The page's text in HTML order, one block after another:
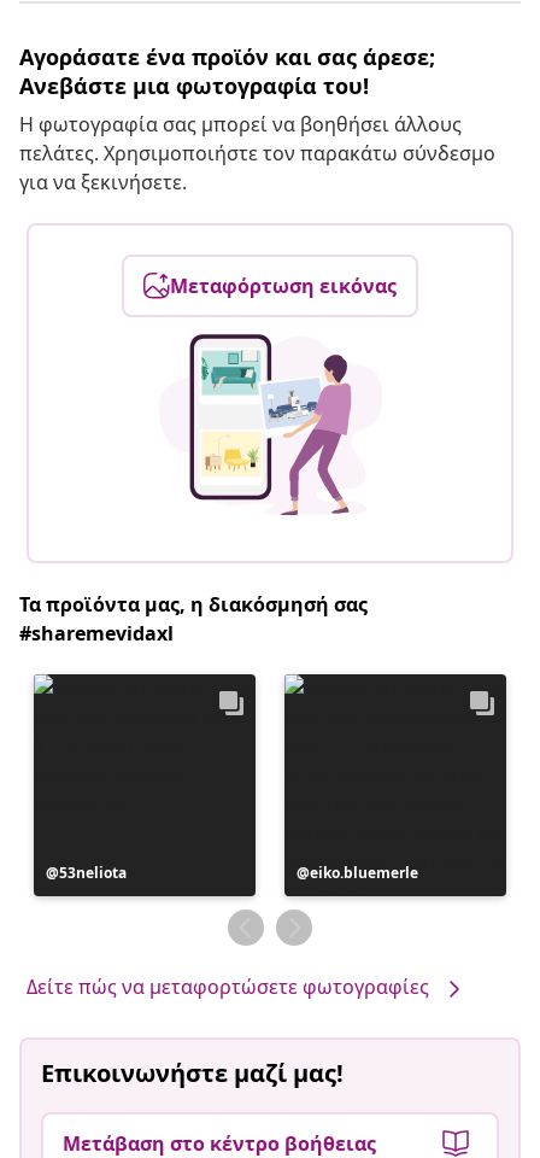
Αγοράσατε ένα προϊόν και σας άρεσε;
Ανεβάστε μια φωτογραφία του!
Η φωτογραφία σας μπορεί να βοηθήσει άλλους
πελάτες. Χρησιμοποιήστε τον παρακάτω σύνδεσμο
για να ξεκινήσετε.
Μεταφόρτωση εικόνας
Τα προϊόντα μας, η διακόσμησή σας
#sharemevidaxl
Η
ανάρτηση
53neliota
Η
ανάρτηση
δημοσιεύθηκε
από
eiko.bluemerle
Δείτε πώς να μεταφορτώσετε φωτογραφίες
Επικοινωνήστε μαζί μας!
Μετάβαση στο κέντρο βοήθειας